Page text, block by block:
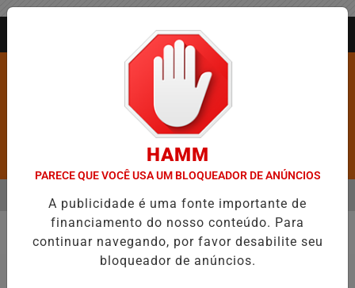
Pesquisar Notícia
EM JEQUIÉ E REFORÇA PROGRAMAÇÃO COM THALLES ROBERTO
EM ALTA
MENU
Geral
HAMM
PARECE QUE VOCÊ USA UM BLOQUEADOR DE ANÚNCIOS
A publicidade é uma fonte importante de
financiamento do nosso conteúdo. Para
continuar navegando, por favor desabilite seu
bloqueador de anúncios.